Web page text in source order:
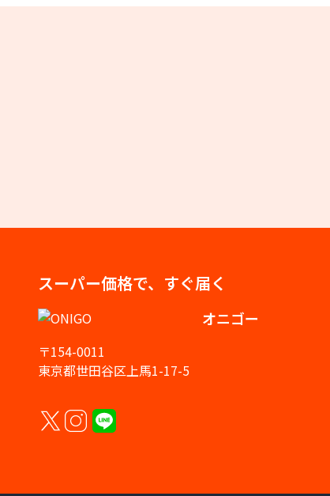
スーパー価格で、すぐ届く
オニゴー
〒154-0011
東京都世田谷区上馬1-17-5